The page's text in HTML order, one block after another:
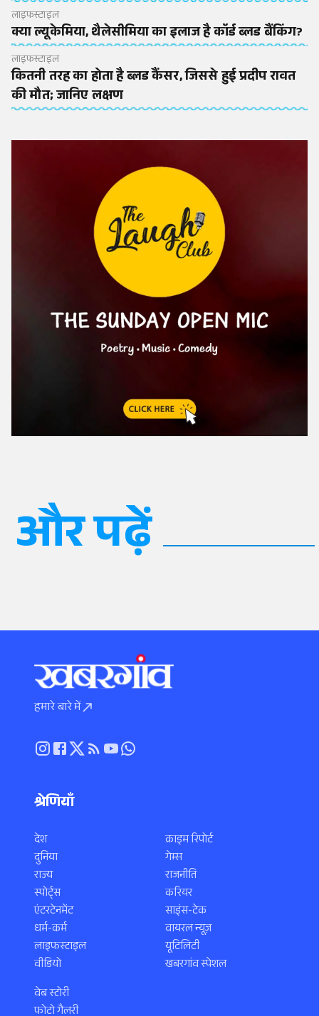
लाइफस्टाइल
क्या ल्यूकेमिया, थैलेसीमिया का इलाज है कॉर्ड ब्लड बैंकिंग?
लाइफस्टाइल
कितनी तरह का होता है ब्लड कैंसर, जिससे हुई प्रदीप रावत
की मौत; जानिए लक्षण
और पढ़ें
हमारे बारे में
श्रेणियाँ
देश
दुनिया
राज्य
स्पोर्ट्स
एंटरटेनमेंट
धर्म-कर्म
लाइफस्टाइल
वीडियो
क्राइम रिपोर्ट
गेम्स
राजनीति
करियर
साइंस-टेक
वायरल न्यूज़
यूटिलिटी
खबरगांव स्पेशल
वेब स्टोरी
फोटो गैलरी